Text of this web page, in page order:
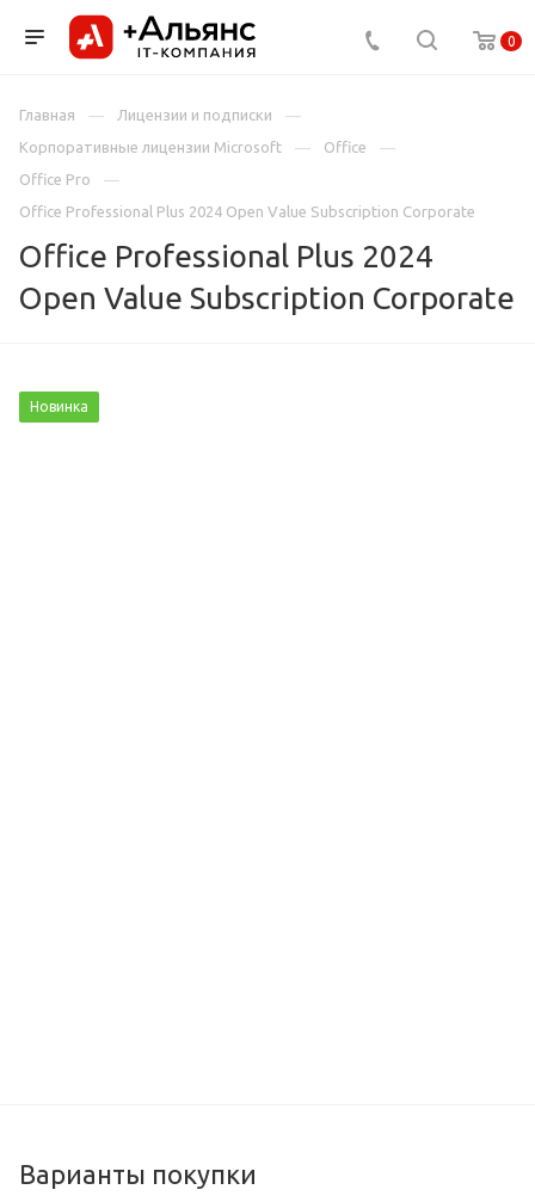
0
Главная
Лицензии и подписки
Корпоративные лицензии Microsoft
Office
Office Pro
Office Professional Plus 2024 Open Value Subscription Corporate
Office Professional Plus 2024
Open Value Subscription Corporate
Новинка
Варианты покупки